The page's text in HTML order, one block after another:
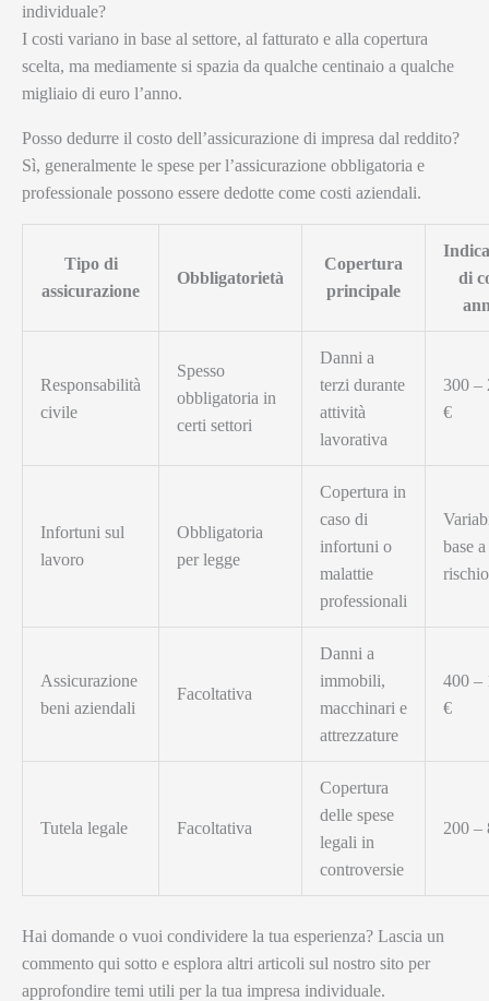
individuale?
I costi variano in base al settore, al fatturato e alla copertura
scelta, ma mediamente si spazia da qualche centinaio a qualche
migliaio di euro l’anno.
Posso dedurre il costo dell’assicurazione di impresa dal reddito?
Sì, generalmente le spese per l’assicurazione obbligatoria e
professionale possono essere dedotte come costi aziendali.
Tipo di
assicurazione
Obbligatorietà
Copertura
principale
di
Responsabilità
civile
Spesso
obbligatoria in
certi settori
Danni a
terzi durante
attività
lavorativa
300 –
€
Infortuni sul
lavoro
Obbligatoria
per legge
Copertura in
caso di
infortuni o
malattie
professionali
base a
rischio
Assicurazione
beni aziendali
Facoltativa
Danni a
immobili,
macchinari e
attrezzature
400 –
€
Tutela legale Facoltativa
Copertura
delle spese
legali in
controversie
200 –
Hai domande o vuoi condividere la tua esperienza? Lascia un
commento qui sotto e esplora altri articoli sul nostro sito per
approfondire temi utili per la tua impresa individuale.